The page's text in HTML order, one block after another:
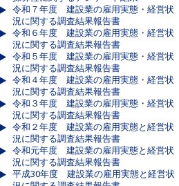
令和７年度 建設業の雇用実態・経営状
況に関する調査結果報告書
令和６年度 建設業の雇用実態・経営状
況に関する調査結果報告書
令和５年度 建設業の雇用実態・経営状
況に関する調査結果報告書
令和４年度 建設業の雇用実態・経営状
況に関する調査結果報告書
令和３年度 建設業の雇用実態・経営状
況に関する調査結果報告書
令和２年度 建設業の雇用実態と経営状
況に関する調査結果報告書
令和元年度 建設業の雇用実態と経営状
況に関する調査結果報告書
平成30年度 建設業の雇用実態と経営状